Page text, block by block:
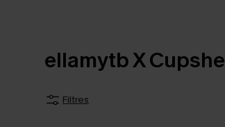
ellamytb X Cupshe
Filtres